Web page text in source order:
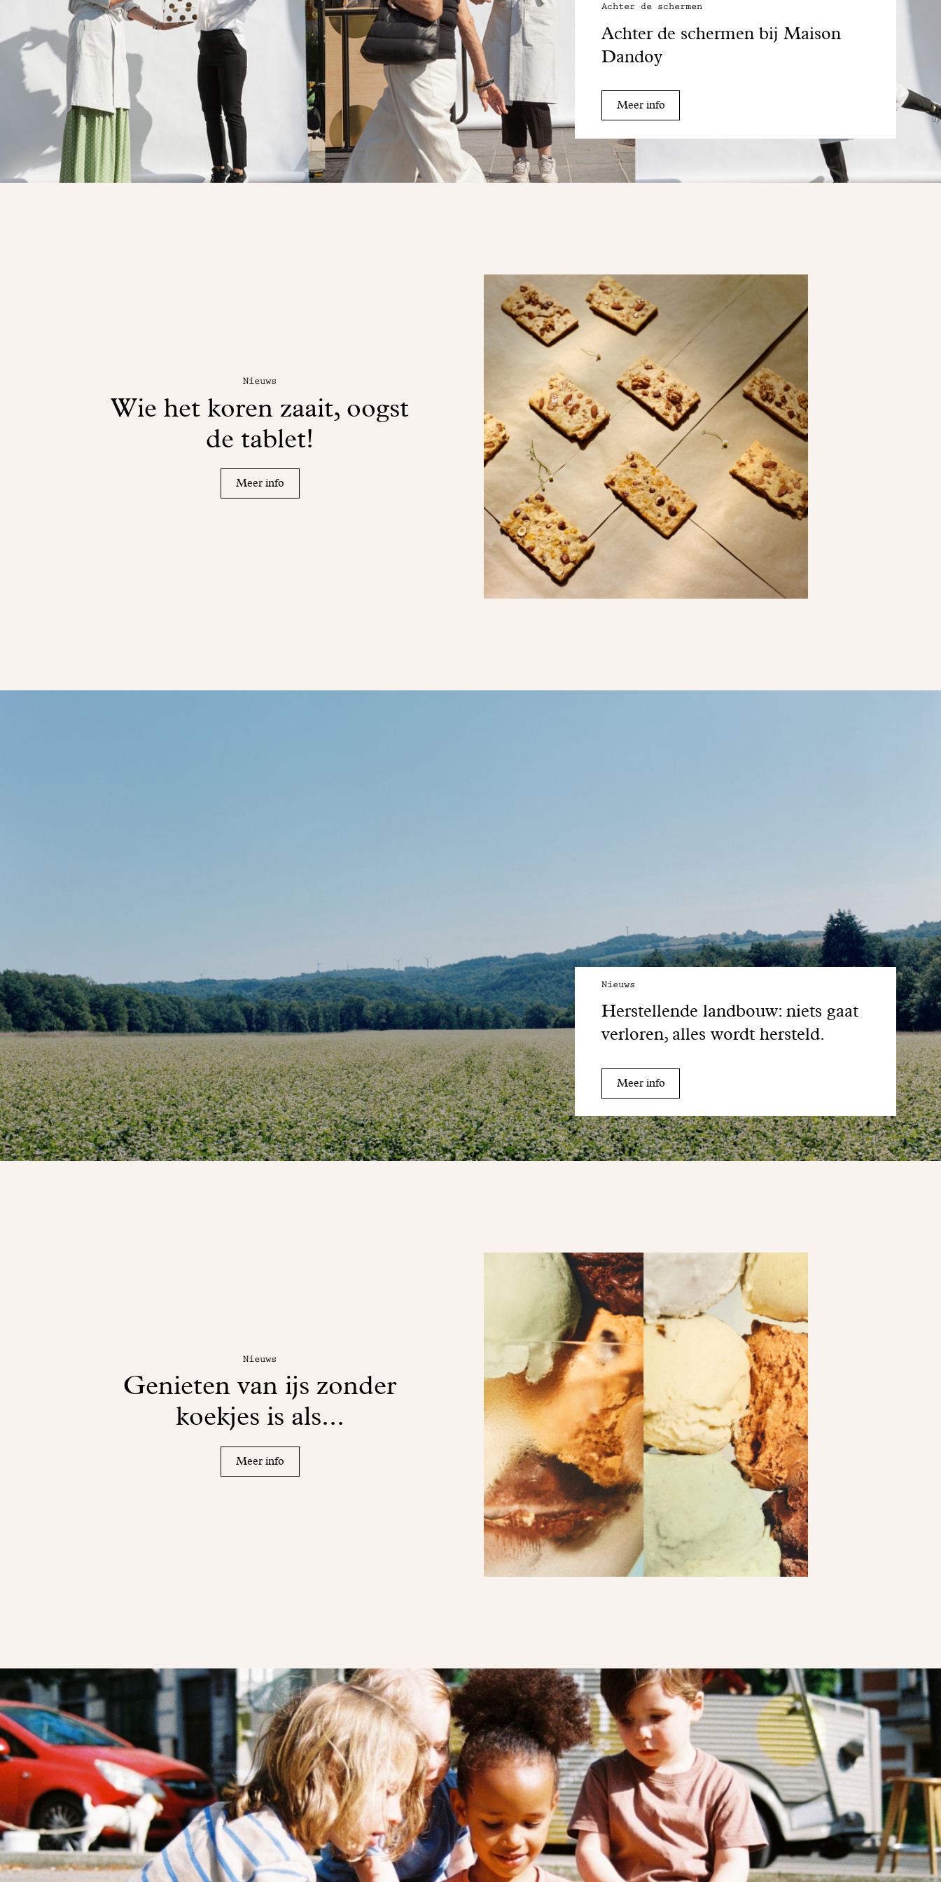
Achter de schermen
Achter de schermen bij Maison
Dandoy
Meer info
Nieuws
Wie het koren zaait, oogst
de tablet!
Meer info
Nieuws
Herstellende landbouw: niets gaat
verloren, alles wordt hersteld.
Meer info
Nieuws
Genieten van ijs zonder
koekjes is als...
Meer info